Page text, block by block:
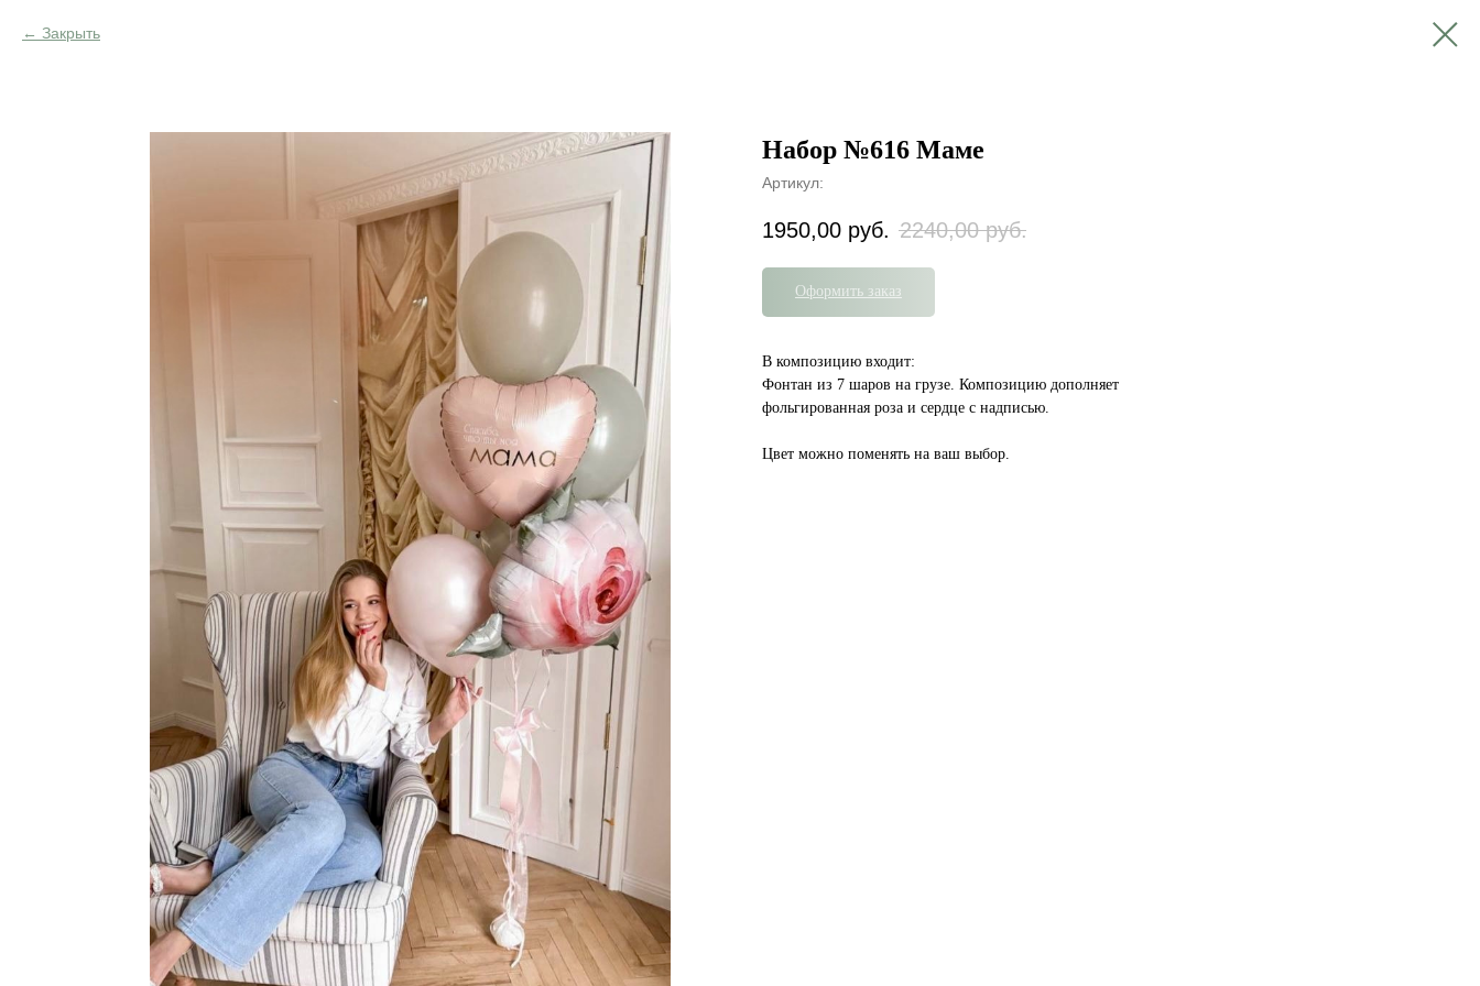
Закрыть
Набор №616 Маме
Артикул:
1950,00 руб. 2240,00 руб.
Оформить заказ
В композицию входит:
Фонтан из 7 шаров на грузе. Композицию дополняет
фольгированная роза и сердце с надписью.
Цвет можно поменять на ваш выбор.